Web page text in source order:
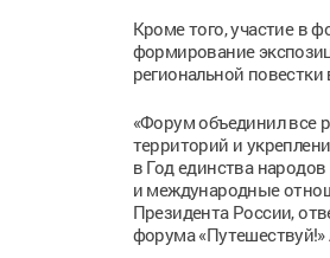
Кроме того, участие в
формирование
региональной
«Форум объединил все
территорий и
в Год единства
и международные
Президента России,
форума